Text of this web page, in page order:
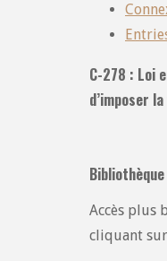
C-278 : Loi
d’imposer
Accès plus
cliquant